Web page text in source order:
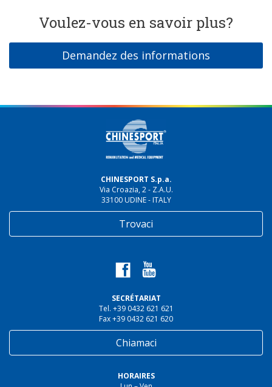
Voulez-vous en savoir plus?
Demandez des informations
CHINESPORT S.p.a.
Via Croazia, 2 - Z.A.U.
33100 UDINE - ITALY
Trovaci
SECRÉTARIAT
Tel. +39 0432 621 621
Fax +39 0432 621 620
Chiamaci
HORAIRES